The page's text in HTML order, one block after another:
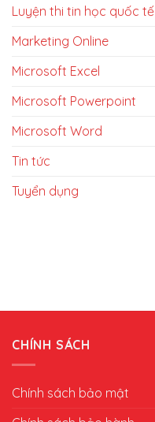
Luyện thi tin học quốc tế
Marketing Online
Microsoft Excel
Microsoft Powerpoint
Microsoft Word
Tin tức
Tuyển dụng
CHÍNH SÁCH
Chính sách bảo mật